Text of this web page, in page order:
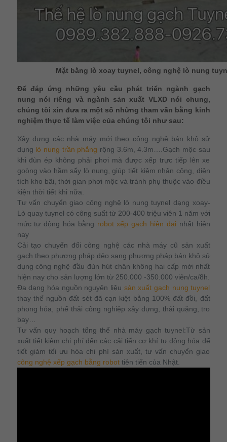
Mặt bằng lò xoay tuynel, công nghệ lò nung
Để đáp ứng những yêu cầu phát triển ngành gạch
nung nói riêng và ngành sản xuất VLXD nói chung,
chúng tôi xin đưa ra một số những tham vấn bằng kinh
nghiệm thực tế làm việc của chúng tôi như sau:
Xây dựng các nhà máy mới theo công nghệ bán khô sử
dụng lò nung trần phẳng rộng 3.6m, 4.3m….Gạch mộc sau
khi đùn ép không phải phơi mà được xếp trực tiếp lên xe
goòng vào hầm sấy lò nung, giúp tiết kiệm nhân công, diện
tích kho bãi, thời gian phơi mộc và tránh phụ thuộc vào điều
kiện thời tiết khi nữa.
Tư vấn chuyển giao công nghệ lò nung tuynel dạng xoay-
Lò quay tuynel có công suất từ 200-400 triệu viên 1 năm với
mức tự động hóa bằng robot xếp gạch hiện đại nhất hiện
nay
Cải tạo chuyển đổi công nghệ các nhà máy cũ sản xuất
gạch theo phương pháp dẻo sang phương pháp bán khô sử
dụng công nghệ đầu đùn hút chân không hai cấp mới nhất
hiện nay cho sản lượng lớn từ 250.000 -350.000 viên/ca/8h.
Đa dạng hóa nguồn nguyên liệu sản xuất gạch nung tuynel
thay thế nguồn đất sét đã cạn kiệt bằng 100% đất đồi, đất
phong hóa, phế thải công nghiệp xây dựng, thải quặng, tro
bay…
Tư vấn quy hoạch tổng thể nhà máy gạch tuynel:Từ sản
xuất tiết kiệm chi phí đến các cải tiến cơ khí tự động hóa để
tiết giảm tối ưu hóa chi phí sản xuất, tư vấn chuyển giao
công nghệ xếp gạch bằng robottiên tiến của Nhật.